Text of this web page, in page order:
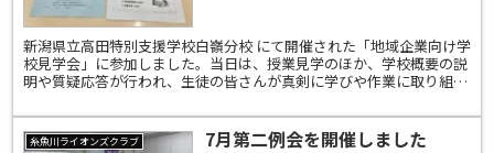
新潟県立高田特別支援学校白嶺分校 にて開催された「地域企業向け学
校見学会」に参加しました。当日は、授業見学のほか、学校概要の説
明や質疑応答が行われ、生徒の皆さんが真剣に学びや作業に取り組む
糸魚川ライオンズクラブ 7月第二例会を開催しました